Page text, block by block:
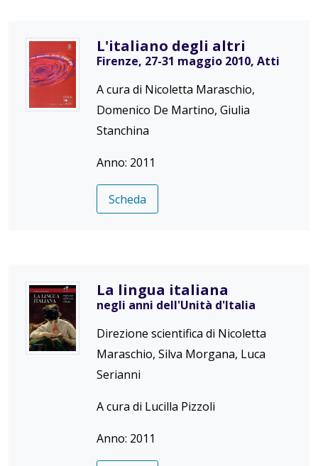
L'italiano degli altri
Firenze, 27-31 maggio 2010, Atti
A cura di Nicoletta Maraschio,
Domenico De Martino, Giulia
Stanchina
Anno: 2011
Scheda
La lingua italiana
negli anni dell'Unità d'Italia
Direzione scientifica di Nicoletta
Maraschio, Silva Morgana, Luca
Serianni
A cura di Lucilla Pizzoli
Anno: 2011